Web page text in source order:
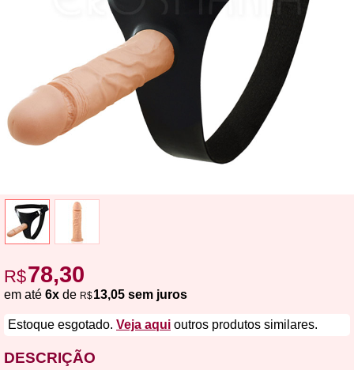
R$78,30
em até 6x de R$13,05 sem juros
Estoque esgotado. Veja aqui outros produtos similares.
DESCRIÇÃO